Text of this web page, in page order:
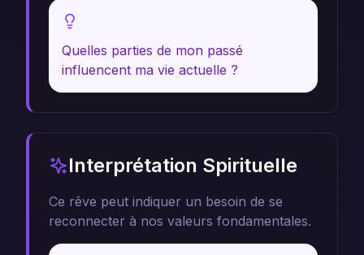
Quelles parties de mon passé
influencent ma vie actuelle ?
Interprétation Spirituelle
Ce rêve peut indiquer un besoin de se
reconnecter à nos valeurs fondamentales.